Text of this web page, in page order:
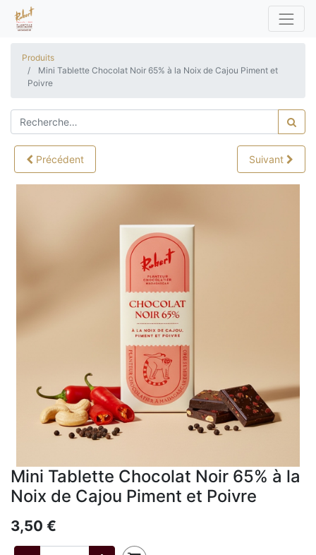
Produits
Mini Tablette Chocolat Noir 65% à la Noix de Cajou Piment et
Poivre
Précédent Suivant
Mini Tablette Chocolat Noir 65% à la
Noix de Cajou Piment et Poivre
3,50 €